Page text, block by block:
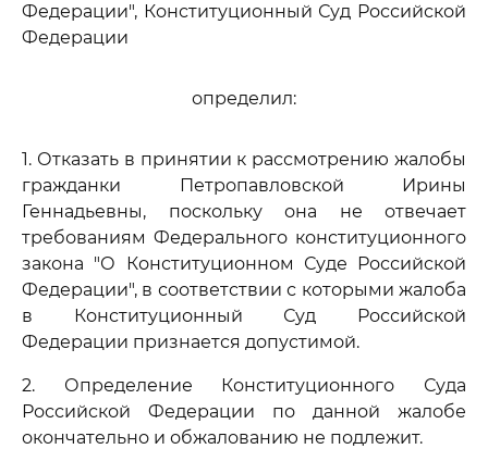
Федерации", Конституционный Суд Российской
Федерации
определил:
1. Отказать в принятии к рассмотрению жалобы
гражданки Петропавловской Ирины
Геннадьевны, поскольку она не отвечает
требованиям Федерального конституционного
закона "О Конституционном Суде Российской
Федерации", в соответствии с которыми жалоба
в Конституционный Суд Российской
Федерации признается допустимой.
2. Определение Конституционного Суда
Российской Федерации по данной жалобе
окончательно и обжалованию не подлежит.